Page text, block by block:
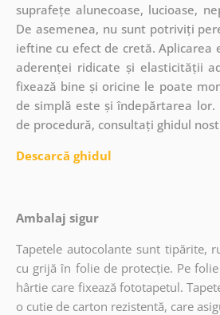
suprafețe alunecoase, lucioase,
De asemenea, nu sunt potriviți
ieftine cu efect de cretă. Aplicarea
aderenței ridicate și elasticității
fixează bine și oricine le poate
de simplă este și îndepărtarea lor.
de procedură, consultați ghidul
Descarcă ghidul
Ambalaj sigur
Tapetele autocolante sunt tipărite,
cu grijă în folie de protecție. Pe
hârtie care fixează fototapetul.
o cutie de carton rezistentă, care